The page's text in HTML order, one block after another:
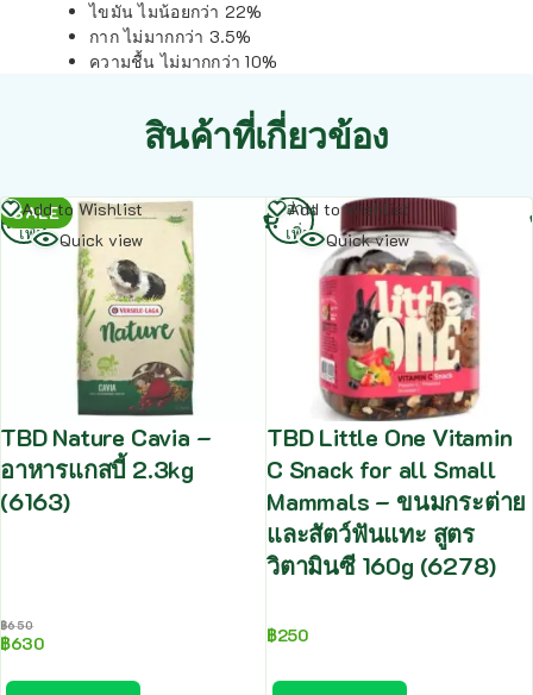
ไขมัน ไมน้อยกว่า 22%
กาก ไม่มากกว่า 3.5%
ความชื้น ไม่มากกว่า 10%
สินค้าที่เกี่ยวข้อง
SALE
Add to Wishlist
Quick view
TBD Nature Cavia –
อาหารแกสบี้ 2.3kg
(6163)
฿650
฿630
อ่าน
เพิ่ม
Add to Wishlist
Quick view
TBD Little One Vitamin
C Snack for all Small
Mammals – ขนมกระต่าย
และสัตว์ฟันแทะ สูตร
วิตามินซี 160g (6278)
฿250
อ่าน
เพิ่ม